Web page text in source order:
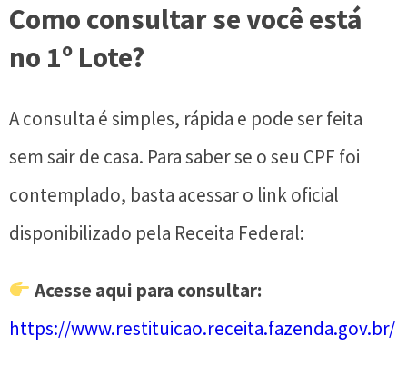
Como consultar se você está
no 1º Lote?
A consulta é simples, rápida e pode ser feita
sem sair de casa. Para saber se o seu CPF foi
contemplado, basta acessar o link oficial
disponibilizado pela Receita Federal:
Acesse aqui para consultar:
https://www.restituicao.receita.fazenda.gov.br/